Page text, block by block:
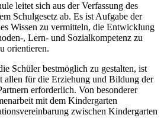
leitet sich aus der Verfassung des
Schulgesetz ab. Es ist Aufgabe der
Wissen zu vermitteln, die Entwicklung
, Lern- und Sozialkompetenz zu
orientieren.
Schüler bestmöglich zu gestalten, ist
allen für die Erziehung und Bildung der
erforderlich. Von besonderer
mit dem Kindergarten
zwischen Kindergarten